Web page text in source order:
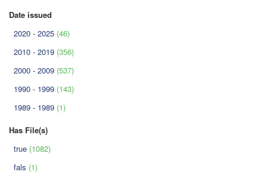
Date issued
2020 - 2025 (46)
2010 - 2019 (356)
2000 - 2009 (537)
1990 - 1999 (143)
1989 - 1989 (1)
Has File(s)
true (1082)
fals (1)